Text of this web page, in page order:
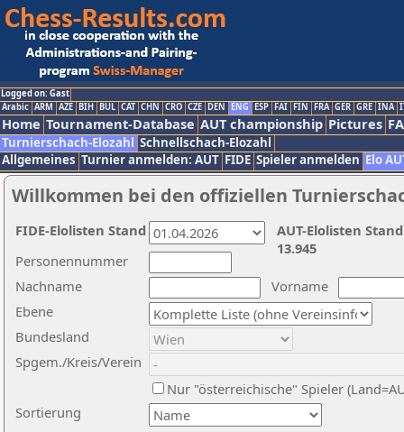
Logged on: Gast
Arabic ARM AZE BIH BUL CAT CHN CRO CZE DEN ENG ESP FAI FIN FRA GER GRE INA
Home Tournament-Database AUT championship Pictures
Turnierschach-Elozahl Schnellschach-Elozahl
Allgemeines Turnier anmelden: AUT FIDE Spieler anmelden Elo
Willkommen bei den offiziellen
Nachname
Vorname
Ebene
Sortierung
Personennummer
Bundesland
Spgem./Kreis/Verein
Nur "österreichische" Spieler
AUT-Elolisten
13.945
FIDE-Elolisten Stand